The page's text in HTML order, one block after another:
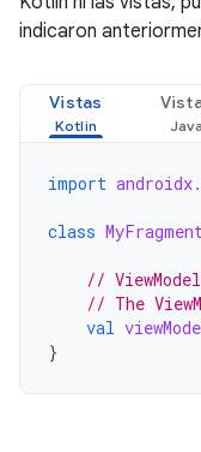
indicaron
Vistas
import
class
//
// The
val
}